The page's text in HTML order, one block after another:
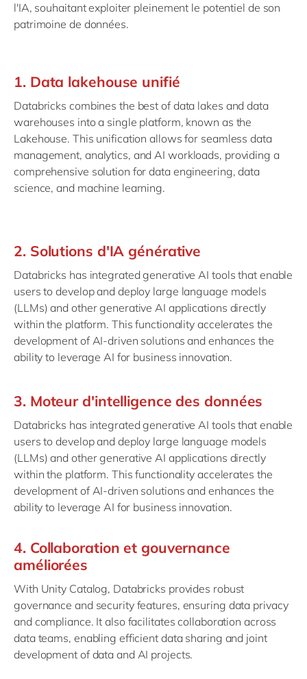
l'IA, souhaitant exploiter pleinement le potentiel de son
patrimoine de données.
1. Data lakehouse unifié
Databricks combines the best of data lakes and data
warehouses into a single platform, known as the
Lakehouse. This unification allows for seamless data
management, analytics, and AI workloads, providing a
comprehensive solution for data engineering, data
science, and machine learning.
2. Solutions d'IA générative
Databricks has integrated generative AI tools that enable
users to develop and deploy large language models
(LLMs) and other generative AI applications directly
within the platform. This functionality accelerates the
development of AI-driven solutions and enhances the
ability to leverage AI for business innovation.
3. Moteur d'intelligence des données
Databricks has integrated generative AI tools that enable
users to develop and deploy large language models
(LLMs) and other generative AI applications directly
within the platform. This functionality accelerates the
development of AI-driven solutions and enhances the
ability to leverage AI for business innovation.
4. Collaboration et gouvernance
améliorées
With Unity Catalog, Databricks provides robust
governance and security features, ensuring data privacy
and compliance. It also facilitates collaboration across
data teams, enabling efficient data sharing and joint
development of data and AI projects.